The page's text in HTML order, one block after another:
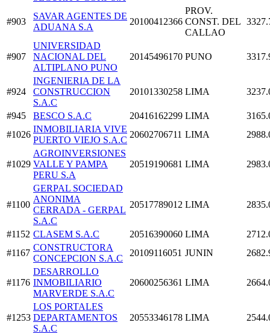
#903
SAVAR AGENTES DE
ADUANA S.A
20100412366
PROV.
CONST. DEL
CALLAO
#907
UNIVERSIDAD
NACIONAL DEL
ALTIPLANO PUNO
20145496170 PUNO
#924
INGENIERIA DE LA
CONSTRUCCION
S.A.C
20101330258 LIMA
#945 BESCO S.A.C 20416162299 LIMA
#1026
INMOBILIARIA VIVE
PUERTO VIEJO S.A.C
20602706711 LIMA
#1029
AGROINVERSIONES
VALLE Y PAMPA
PERU S.A
20519190681 LIMA
#1100
GERPAL SOCIEDAD
ANONIMA
CERRADA - GERPAL
S.A.C
20517789012 LIMA
#1152 CLASEM S.A.C 20516390060 LIMA
#1167
CONSTRUCTORA
CONCEPCION S.A.C
20109116051 JUNIN
#1176
DESARROLLO
INMOBILIARIO
MARVERDE S.A.C
20600256361 LIMA
#1253
LOS PORTALES
DEPARTAMENTOS
S.A.C
20553346178 LIMA